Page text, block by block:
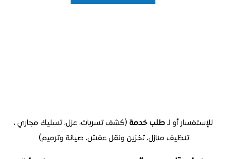
أو لـطلب خدمة(كشف تسربات، عزل، تسليك مجاري ،
تنظيف منازل، تخزين ونقل عفش، صيانة وترميم).